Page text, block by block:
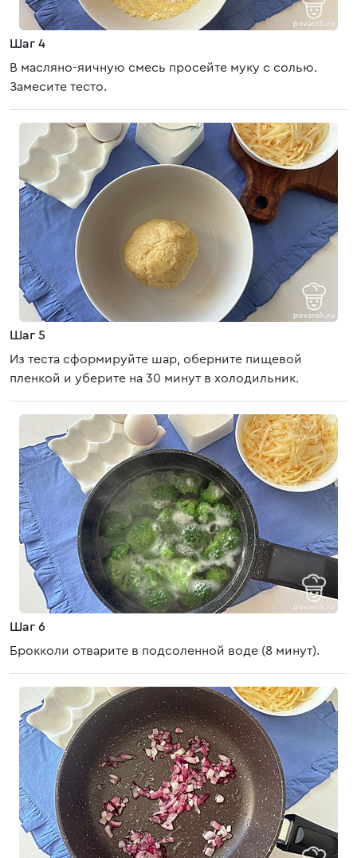
Шаг 4
В масляно-яичную смесь просейте муку с солью.
Замесите тесто.
Шаг 5
Из теста сформируйте шар, оберните пищевой
пленкой и уберите на 30 минут в холодильник.
Шаг 6
Брокколи отварите в подсоленной воде (8 минут).